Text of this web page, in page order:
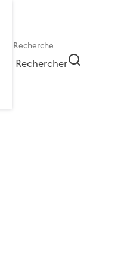
Rechercher